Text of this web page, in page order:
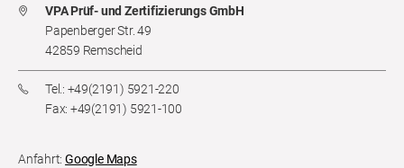
VPA Prüf- und Zertifizierungs GmbH
Papenberger Str. 49
42859 Remscheid
Tel.: +49(2191) 5921-220
Fax: +49(2191) 5921-100
Anfahrt:Google Maps